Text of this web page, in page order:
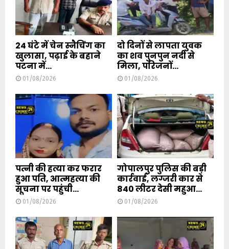
24 घंटे में चेन स्नैचिंग का
खुलासा, पढ़ाई के बहाने
पटना में...
01/08/2026
दो दिनों से लापता युवक
का शव पुनपुन नदी से
मिला, परिजनों...
01/08/2026
पत्नी की हत्या कर फरार
हुआ पति, आत्महत्या की
सूचना पर पहुंची...
01/08/2026
गोपालपुर पुलिस की बड़ी
कार्रवाई, लग्जरी कार से
840 लीटर देसी महुआ...
01/08/2026